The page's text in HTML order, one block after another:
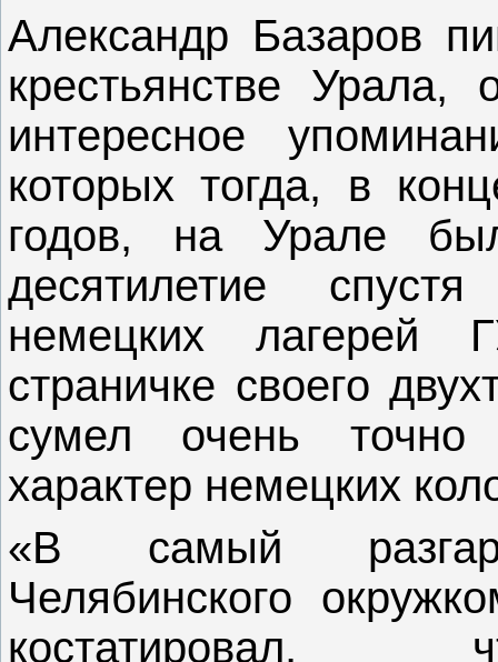
Александр Базаров
крестьянстве Урала,
интересное
которых тогда, в
годов, на Урале
десятилетие
немецких
страничке своего
сумел очень точно
характер немецких
«В самый
Челябинского
костатировал,